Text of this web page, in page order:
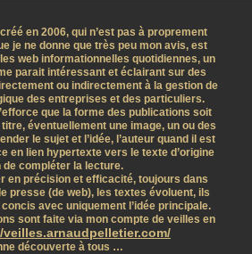
en 2006, qui n’est pas à proprement
je ne donne que très peu mon avis, est
web informationnelles quotidiennes, un
parait intéressant et éclairant sur des
ou indirectement à la gestion de
des entreprises et des particuliers.
que la forme des publications soit
éventuellement une image, un ou des
le sujet et l’idée, l’auteur quand il est
en lien hypertexte vers le texte d’origine
de compléter la lecture.
en précision et efficacité, toujours dans
presse (de web), les textes évoluent, ils
avec uniquement l’idée principale.
sont faite via mon compte de veilles en
découverte à tous …